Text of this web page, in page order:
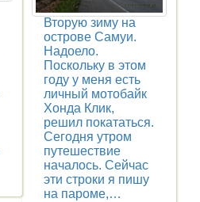
Вторую зиму на
острове Самуи.
Надоело.
Поскольку в этом
году у меня есть
личный мотобайк
Хонда Клик,
решил покататься.
Сегодня утром
путешествие
началось. Сейчас
эти строки я пишу
на пароме,…